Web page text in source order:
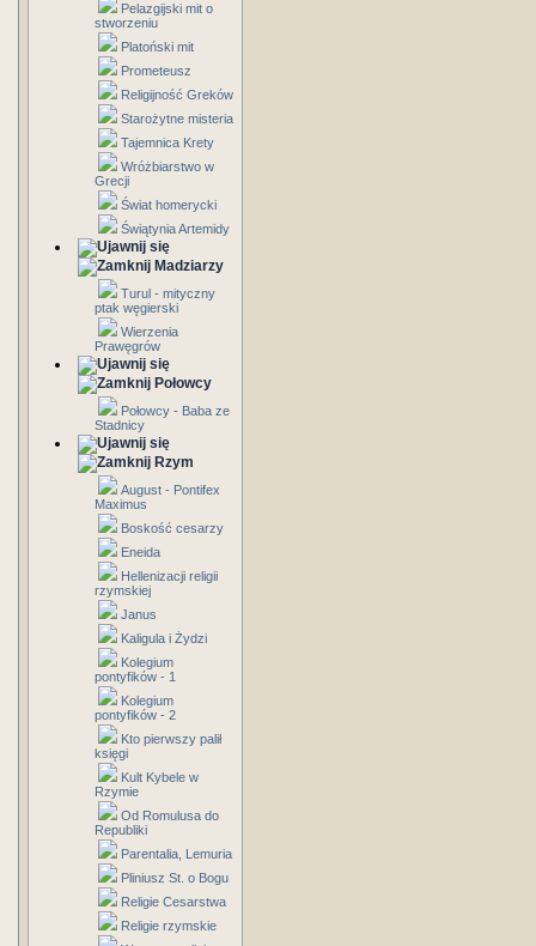
Pelazgijski mit o
stworzeniu
Platoński mit
Prometeusz
Religijność Greków
Starożytne misteria
Tajemnica Krety
Wróżbiarstwo w
Grecji
Świat homerycki
Świątynia Artemidy
Madziarzy
Turul - mityczny
ptak węgierski
Wierzenia
Prawęgrów
Połowcy
Połowcy - Baba ze
Stadnicy
Rzym
August - Pontifex
Maximus
Boskość cesarzy
Eneida
Hellenizacji religii
rzymskiej
Janus
Kaligula i Żydzi
Kolegium
pontyfików - 1
Kolegium
pontyfików - 2
Kto pierwszy palił
księgi
Kult Kybele w
Rzymie
Od Romulusa do
Republiki
Parentalia, Lemuria
Pliniusz St. o Bogu
Religie Cesarstwa
Religie rzymskie